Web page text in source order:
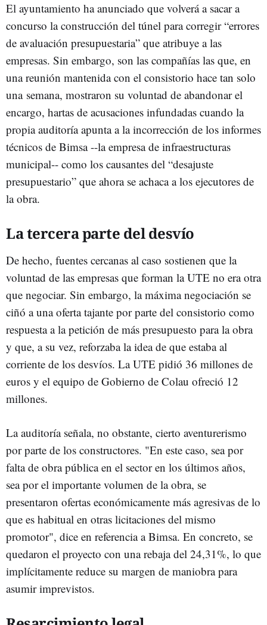
El ayuntamiento ha anunciado que volverá a sacar a
concurso la construcción del túnel para corregir “errores
de avaluación presupuestaria” que atribuye a las
empresas. Sin embargo, son las compañías las que, en
una reunión mantenida con el consistorio hace tan solo
una semana, mostraron su voluntad de abandonar el
encargo, hartas de acusaciones infundadas cuando la
propia auditoría apunta a la incorrección de los informes
técnicos de Bimsa --la empresa de infraestructuras
municipal-- como los causantes del “desajuste
presupuestario” que ahora se achaca a los ejecutores de
la obra.
La tercera parte del desvío
De hecho, fuentes cercanas al caso sostienen que la
voluntad de las empresas que forman la UTE no era otra
que negociar. Sin embargo, la máxima negociación se
ciñó a una oferta tajante por parte del consistorio como
respuesta a la petición de más presupuesto para la obra
y que, a su vez, reforzaba la idea de que estaba al
corriente de los desvíos. La UTE pidió 36 millones de
euros y el equipo de Gobierno de Colau ofreció 12
millones.
La auditoría señala, no obstante, cierto aventurerismo
por parte de los constructores. "En este caso, sea por
falta de obra pública en el sector en los últimos años,
sea por el importante volumen de la obra, se
presentaron ofertas económicamente más agresivas de lo
que es habitual en otras licitaciones del mismo
promotor", dice en referencia a Bimsa. En concreto, se
quedaron el proyecto con una rebaja del 24,31%, lo que
implícitamente reduce su margen de maniobra para
asumir imprevistos.